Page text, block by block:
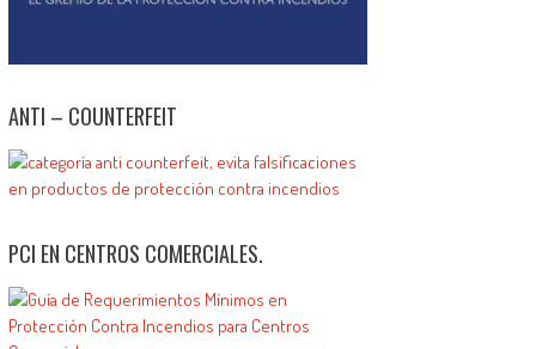
ANTI – COUNTERFEIT
PCI EN CENTROS COMERCIALES.